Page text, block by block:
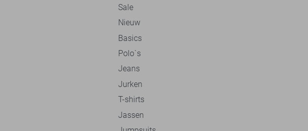
Sale
Nieuw
Basics
Polo`s
Jeans
Jurken
T-shirts
Jassen